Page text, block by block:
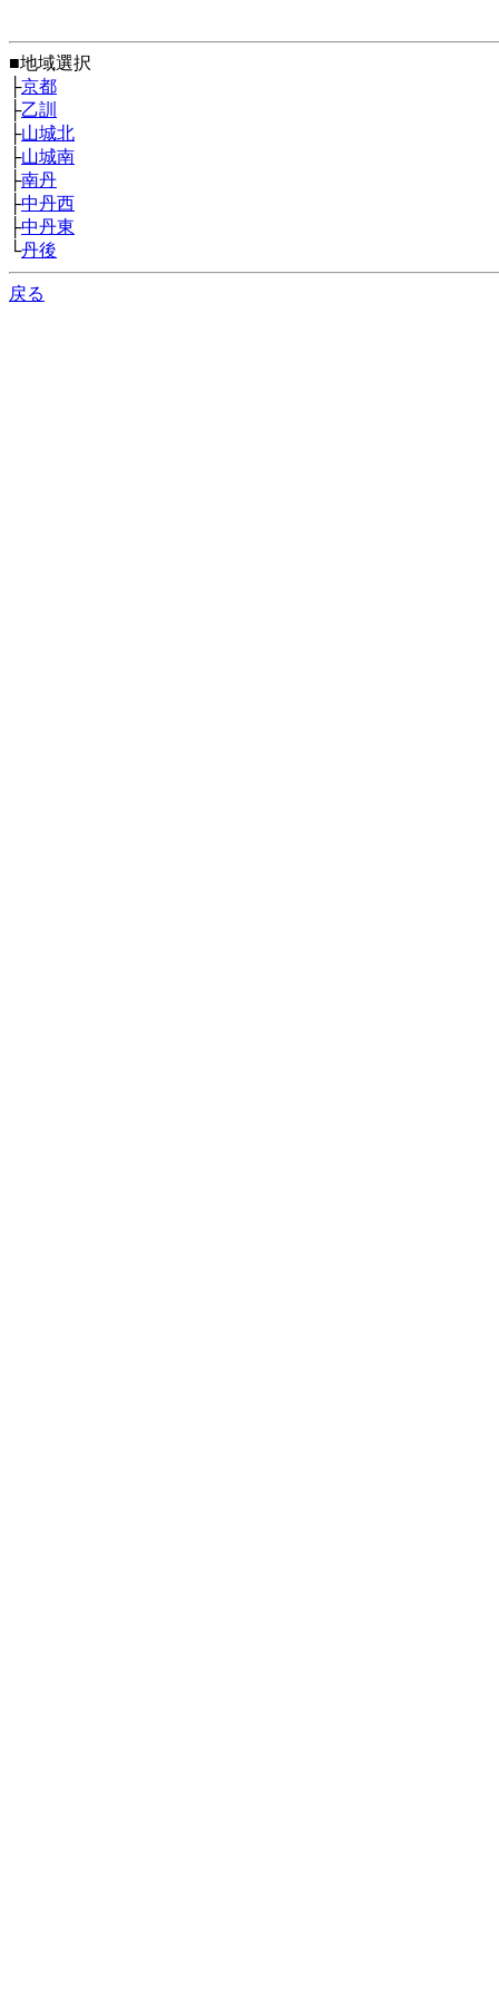
■地域選択
├京都
├乙訓
├山城北
├山城南
├南丹
├中丹西
├中丹東
└丹後
戻る